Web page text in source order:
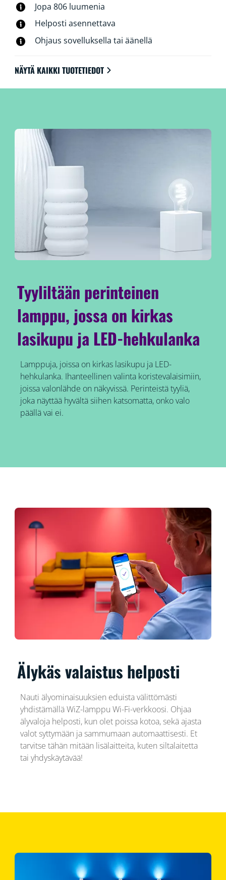
Jopa 806 luumenia
Helposti asennettava
Ohjaus sovelluksella tai äänellä
NÄYTÄ KAIKKI TUOTETIEDOT
Tyyliltään perinteinen
lamppu, jossa on kirkas
lasikupu ja LED-hehkulanka
Lamppuja, joissa on kirkas lasikupu ja LED-
hehkulanka. Ihanteellinen valinta koristevalaisimiin,
joissa valonlähde on näkyvissä. Perinteistä tyyliä,
joka näyttää hyvältä siihen katsomatta, onko valo
päällä vai ei.
Älykäs valaistus helposti
Nauti älyominaisuuksien eduista välittömästi
yhdistämällä WiZ-lamppu Wi-Fi-verkkoosi. Ohjaa
älyvaloja helposti, kun olet poissa kotoa, sekä ajasta
valot syttymään ja sammumaan automaattisesti. Et
tarvitse tähän mitään lisälaitteita, kuten siltalaitetta
tai yhdyskäytävää!